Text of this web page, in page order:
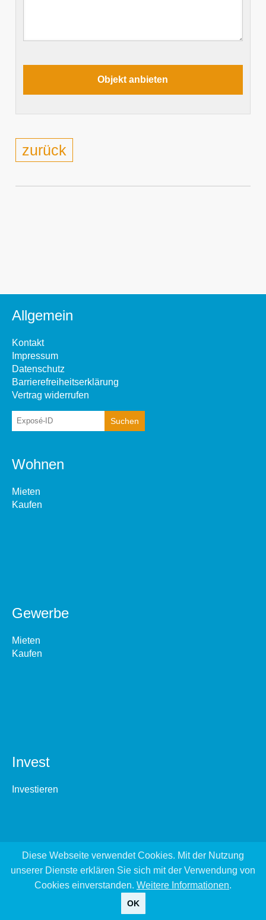
zurück
Allgemein
Kontakt
Impressum
Datenschutz
Barrierefreiheitserklärung
Vertrag widerrufen
Wohnen
Mieten
Kaufen
Gewerbe
Mieten
Kaufen
Invest
Investieren
Diese Webseite verwendet Cookies. Mit der Nutzung
unserer Dienste erklären Sie sich mit der Verwendung von
Cookies einverstanden. Weitere Informationen.
OK